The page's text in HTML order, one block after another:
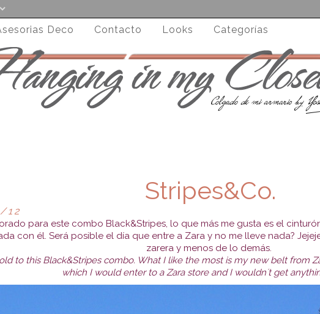
Deco Contacto Looks Categorías
12
Stripes&Co.
para este combo Black&Stripes, lo que más me gusta es el
con él. Será posible el día que entre a Zara y no me lleve nada?
zarera y menos de lo demás.
to this Black&Stripes combo. What I like the most is my new belt from
which I would enter to a Zara store and I wouldn´t get